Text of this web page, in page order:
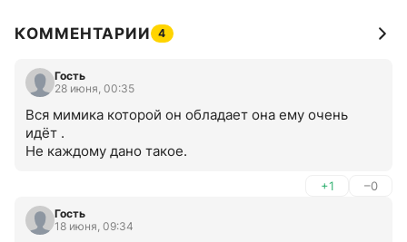
КОММЕНТАРИИ 4
Гость
28 июня, 00:35
Вся мимика которой он обладает она ему очень
идёт .
Не каждому дано такое.
+1 –0
Гость
18 июня, 09:34